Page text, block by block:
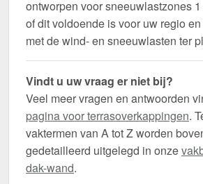
ontworpen voor sneeuwlastzones
of dit voldoende is voor uw regio
met de wind- en sneeuwlasten ter
Vindt u uw vraag er niet bij?
Veel meer vragen en antwoorden
pagina voor terrasoverkappingen.
vaktermen van A tot Z worden
gedetailleerd uitgelegd in onze
dak-wand.